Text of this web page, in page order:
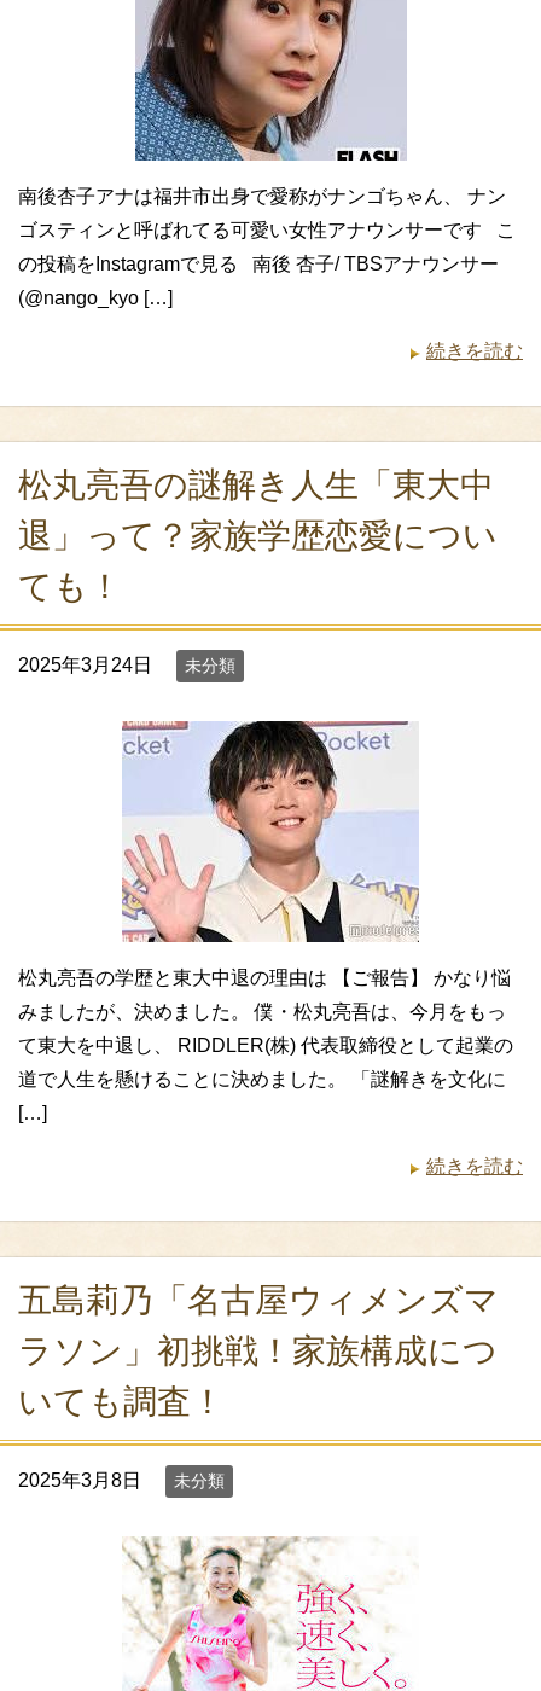
南後杏子アナは福井市出身で愛称がナンゴちゃん、 ナン
ゴスティンと呼ばれてる可愛い女性アナウンサーです こ
の投稿をInstagramで見る 南後 杏子/ TBSアナウンサー
(@nango_kyo […]
続きを読む
松丸亮吾の謎解き人生「東大中
退」って？家族学歴恋愛につい
ても！
2025年3月24日 未分類
松丸亮吾の学歴と東大中退の理由は 【ご報告】 かなり悩
みましたが、決めました。 僕・松丸亮吾は、今月をもっ
て東大を中退し、 RIDDLER(株) 代表取締役として起業の
道で人生を懸けることに決めました。 「謎解きを文化に
[…]
続きを読む
五島莉乃「名古屋ウィメンズマ
ラソン」初挑戦！家族構成につ
いても調査！
2025年3月8日 未分類